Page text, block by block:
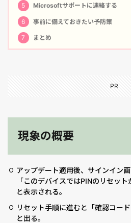
5 Microsoftサポートに連絡する
6 事前に備えておきたい予防策
7 まとめ
PR
現象の概要
アップデート適用後、サインイン
「このデバイスではPINのリセット
と表示される。
リセット手順に進むと「確認コー
と出る。